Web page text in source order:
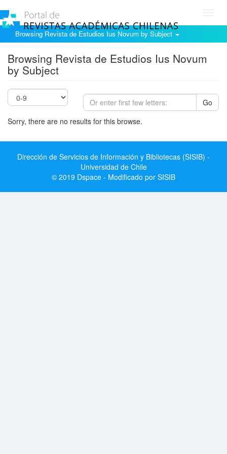
Browsing Revista de Estudios Ius Novum by Subject
Browsing Revista de Estudios Ius Novum
by Subject
Go
Sorry, there are no results for this browse.
Dirección de Servicios de Información y Bibliotecas (SISIB) -
Universidad de Chile
© 2019 Dspace - Modificado por SISIB